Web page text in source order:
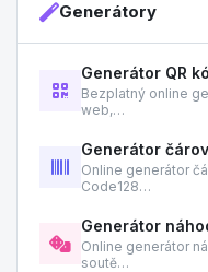
Generátory
Generátor QR
Bezplatný online
web,…
Generátor
Online generátor
Code128…
Generátor
Online generátor
soutě…